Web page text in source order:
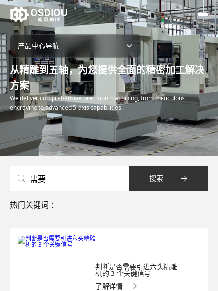
从精雕到五轴，为您提供全面的精密加工解决
方案
We deliver comprehensive precision machining, from meticulous
engraving to advanced 5-axis capabilities.
产品中心导航
精雕机 ▼
刀库机
多头钻攻机
五轴加工中心
搜索
热门关键词 ：
判断是否需要引进六头精雕
机的 3 个关键信号
了解详情